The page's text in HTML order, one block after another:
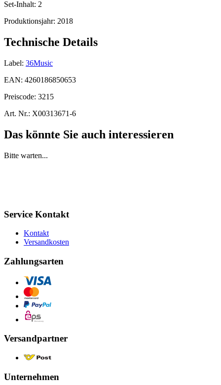
Set-Inhalt: 2
Produktionsjahr: 2018
Technische Details
Label: 36Music
EAN: 4260186850653
Preiscode: 3215
Art. Nr.: X00313671-6
Das könnte Sie auch interessieren
Bitte warten...
Service Kontakt
Kontakt
Versandkosten
Zahlungsarten
Versandpartner
Unternehmen